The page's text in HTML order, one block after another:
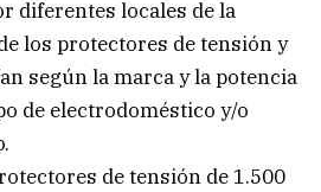
diferentes locales de la
los protectores de tensión y
según la marca y la potencia
de electrodoméstico y/o
de tensión de 1.500